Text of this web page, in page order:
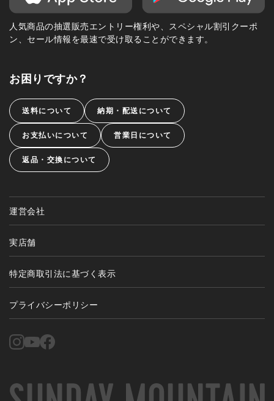
人気商品の抽選販売エントリー権利や、スペシャル割引クーポ
ン、セール情報を最速で受け取ることができます。
お困りですか？
送料について 納期・配送について
お支払いについて 営業日について
返品・交換について
運営会社
実店舗
特定商取引法に基づく表示
プライバシーポリシー